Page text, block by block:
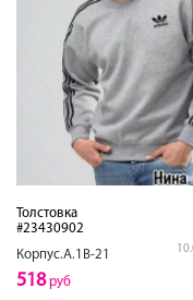
Толстовка
#23430902
Корпус.А.1В-21
518руб